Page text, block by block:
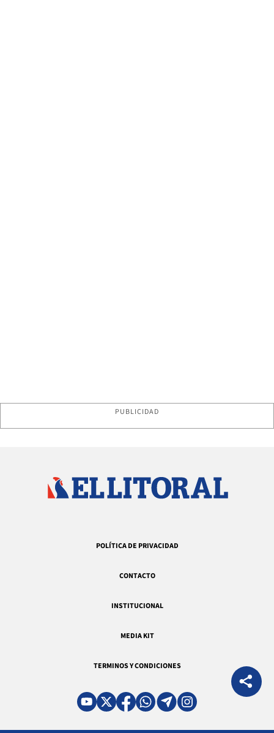
PUBLICIDAD
POLÍTICA DE PRIVACIDAD
CONTACTO
INSTITUCIONAL
MEDIA KIT
TERMINOS Y CONDICIONES